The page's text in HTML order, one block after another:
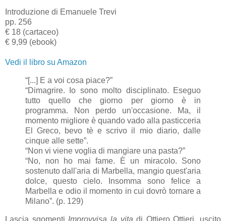
Introduzione di Emanuele Trevi
pp. 256
€ 18 (cartaceo)
€ 9,99 (ebook)
Vedi il libro su Amazon
“[...] E a voi cosa piace?”
“Dimagrire. Io sono molto disciplinato. Eseguo
tutto quello che giorno per giorno è in
programma. Non perdo un'occasione. Ma, il
momento migliore è quando vado alla pasticceria
El Greco, bevo tè e scrivo il mio diario, dalle
cinque alle sette”.
“Non vi viene voglia di mangiare una pasta?”
“No, non ho mai fame. È un miracolo. Sono
sostenuto dall'aria di Marbella, mangio quest'aria
dolce, questo cielo. Insomma sono felice a
Marbella e odio il momento in cui dovrò tornare a
Milano”. (p. 129)